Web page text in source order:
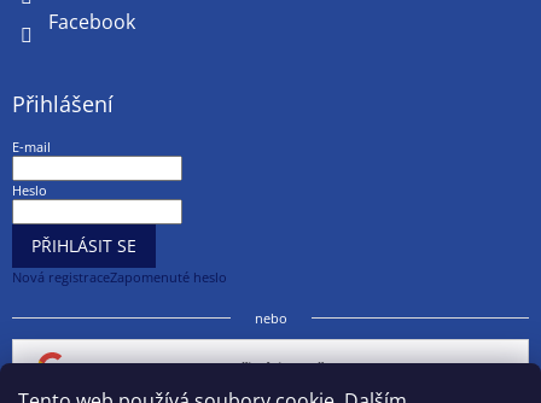
Facebook
Přihlášení
E-mail
Heslo
PŘIHLÁSIT SE
Nová registraceZapomenuté heslo
nebo
Přihlásit se přes Google